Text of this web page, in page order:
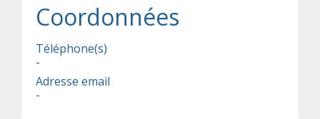
Coordonnées
Téléphone(s)
-
Adresse email
-